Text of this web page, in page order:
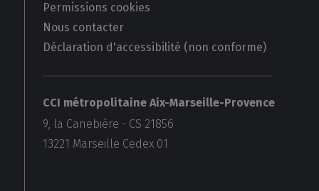
CCI métropolitaine Aix-Marseille-Provence
9, la Canebière - CS 21856
13221 Marseille Cedex 01
Permissions cookies
Nous contacter
Déclaration d'accessibilité (non conforme)